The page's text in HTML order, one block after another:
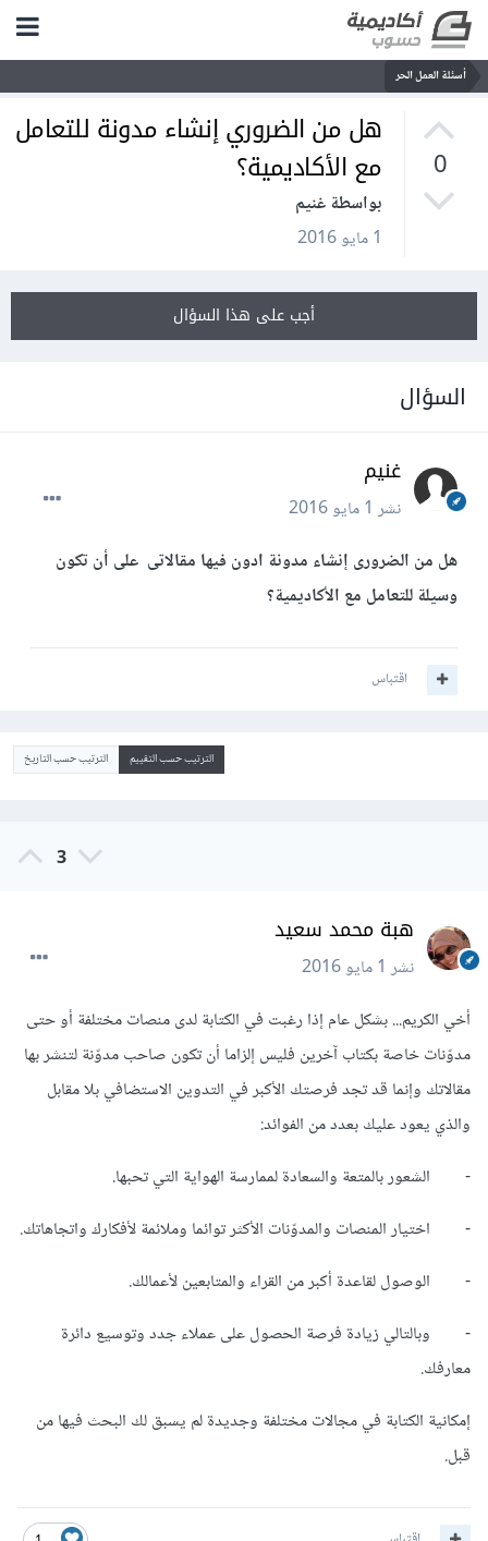
أسئلة العمل الحر
0
هل من الضروري إنشاء مدونة للتعامل
مع الأكاديمية؟
بواسطة غنيم
1 مايو 2016
أجب على هذا السؤال
السؤال
غنيم
نشر1 مايو 2016
هل من الضرورى إنشاء مدونة ادون فيها مقالاتى على أن تكون
وسيلة للتعامل مع الأكاديمية؟
اقتباس
الترتيب حسب التقييم الترتيب حسب التاريخ
3
هبة محمد سعيد
نشر1 مايو 2016
أخي الكريم... بشكل عام إذا رغبت في الكتابة لدى منصات مختلفة أو حتى
مدوّنات خاصة بكتاب آخرين فليس إلزاما أن تكون صاحب مدوّنة لتنشر بها
مقالاتك وإنما قد تجد فرصتك الأكبر في التدوين الاستضافي بلا مقابل
والذي يعود عليك بعدد من الفوائد:
- الشعور بالمتعة والسعادة لممارسة الهواية التي تحبها.
- اختيار المنصات والمدوّنات الأكثر توائما وملائمة لأفكارك واتجاهاتك.
- الوصول لقاعدة أكبر من القراء والمتابعين لأعمالك.
- وبالتالي زيادة فرصة الحصول على عملاء جدد وتوسيع دائرة
معارفك.
إمكانية الكتابة في مجالات مختلفة وجديدة لم يسبق لك البحث فيها من
قبل.